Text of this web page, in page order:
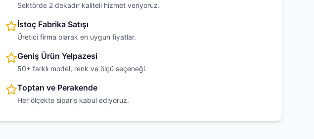
Sektörde 2 dekadır kaliteli hizmet veriyoruz.
İstoç Fabrika Satışı
Üretici firma olarak en uygun fiyatlar.
Geniş Ürün Yelpazesi
50+ farklı model, renk ve ölçü seçeneği.
Toptan ve Perakende
Her ölçekte sipariş kabul ediyoruz.